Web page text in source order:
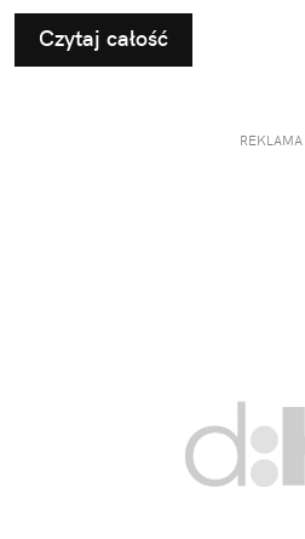
taty.
Czytaj całość
REKLAMA